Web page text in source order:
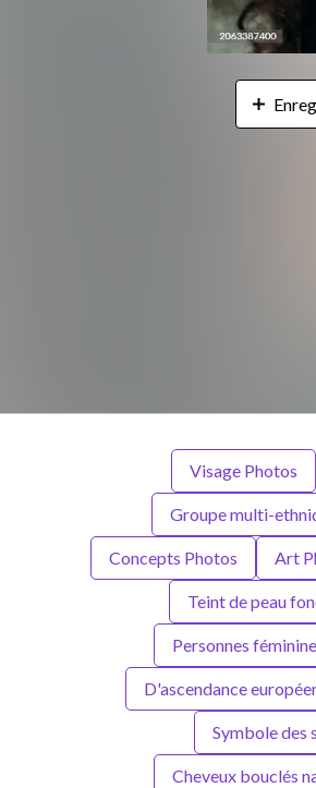
Visage Photos
Groupe multi-
Concepts Photos Art
Teint de peau
Personnes
D'ascendance
Symbole des
Cheveux bouclés